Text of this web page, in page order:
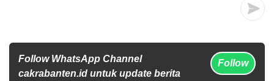
Follow WhatsApp Channel
cakrabanten.id untuk update berita
Follow